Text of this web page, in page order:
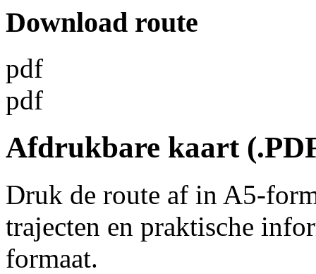
Download route
pdf
pdf
Afdrukbare kaart
Druk de route af in A5-
trajecten en praktische
formaat.